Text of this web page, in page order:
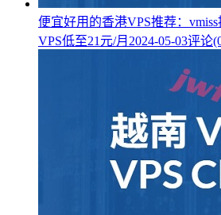
便宜好用的香港VPS推荐：
VPS低至21元/月 2024-05-03评论